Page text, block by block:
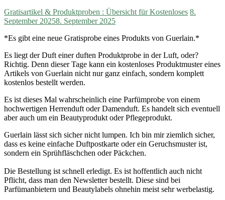
Gratisartikel & Produktproben : Übersicht für Kostenloses 8.
September 20258. September 2025
*Es gibt eine neue Gratisprobe eines Produkts von Guerlain.*
Es liegt der Duft einer duften Produktprobe in der Luft, oder?
Richtig. Denn dieser Tage kann ein kostenloses Produktmuster eines
Artikels von Guerlain nicht nur ganz einfach, sondern komplett
kostenlos bestellt werden.
Es ist dieses Mal wahrscheinlich eine Parfümprobe von einem
hochwertigen Herrenduft oder Damenduft. Es handelt sich eventuell
aber auch um ein Beautyprodukt oder Pflegeprodukt.
Guerlain lässt sich sicher nicht lumpen. Ich bin mir ziemlich sicher,
dass es keine einfache Duftpostkarte oder ein Geruchsmuster ist,
sondern ein Sprühfläschchen oder Päckchen.
Die Bestellung ist schnell erledigt. Es ist hoffentlich auch nicht
Pflicht, dass man den Newsletter bestellt. Diese sind bei
Parfümanbietern und Beautylabels ohnehin meist sehr werbelastig.